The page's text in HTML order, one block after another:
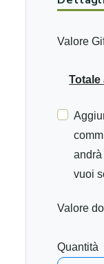
Valore
Totale
vuoi
Valore
Quantità